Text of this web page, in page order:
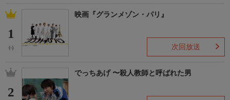
1
(-)
映画『グランメゾン・パリ』
次回放送
2
でっちあげ 〜殺人教師と呼ばれた男